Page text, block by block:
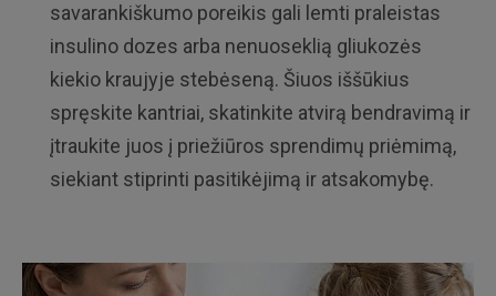
savarankiškumo poreikis gali lemti praleistas
insulino dozes arba nenuoseklią gliukozės
kiekio kraujyje stebėseną. Šiuos iššūkius
spręskite kantriai, skatinkite atvirą bendravimą ir
įtraukite juos į priežiūros sprendimų priėmimą,
siekiant stiprinti pasitikėjimą ir atsakomybę.